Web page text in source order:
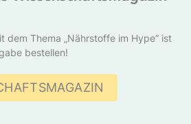
dem Thema „Nährstoffe im Hype“ ist
bestellen!